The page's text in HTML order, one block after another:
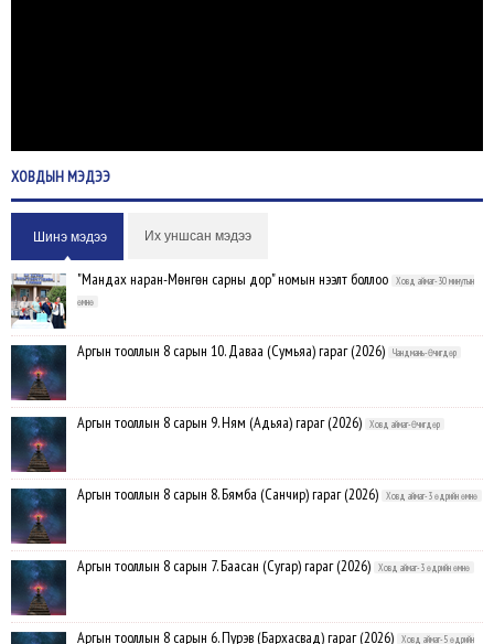
ХОВДЫНМЭДЭЭ
Шинэ мэдээ Их уншсан мэдээ
"Мандах наран-Мөнгөн сарны дор" номын нээлт боллоо
Ховд аймаг-30 минутын
өмнө
Аргын тооллын 8 сарын 10. Даваа (Сумьяа) гараг (2026) Чандмань-Өчигдөр
Аргын тооллын 8 сарын 9. Ням (Адьяа) гараг (2026) Ховд аймаг-Өчигдөр
Аргын тооллын 8 сарын 8. Бямба (Санчир) гараг (2026) Ховд аймаг-3 өдрийн өмнө
Аргын тооллын 8 сарын 7. Баасан (Сугар) гараг (2026) Ховд аймаг-3 өдрийн өмнө
Аргын тооллын 8 сарын 6. Пүрэв (Бархасвад) гараг (2026) Ховд аймаг-5 өдрийн